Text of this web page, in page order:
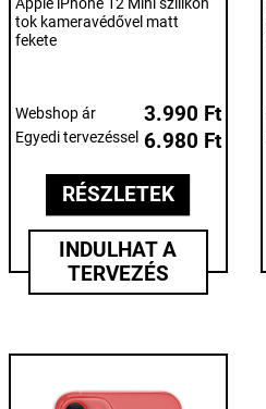
tok kameravédővel matt
fekete
Webshop ár 3.990 Ft
Egyedi tervezéssel 6.980 Ft
RÉSZLETEK
INDULHAT A
TERVEZÉS